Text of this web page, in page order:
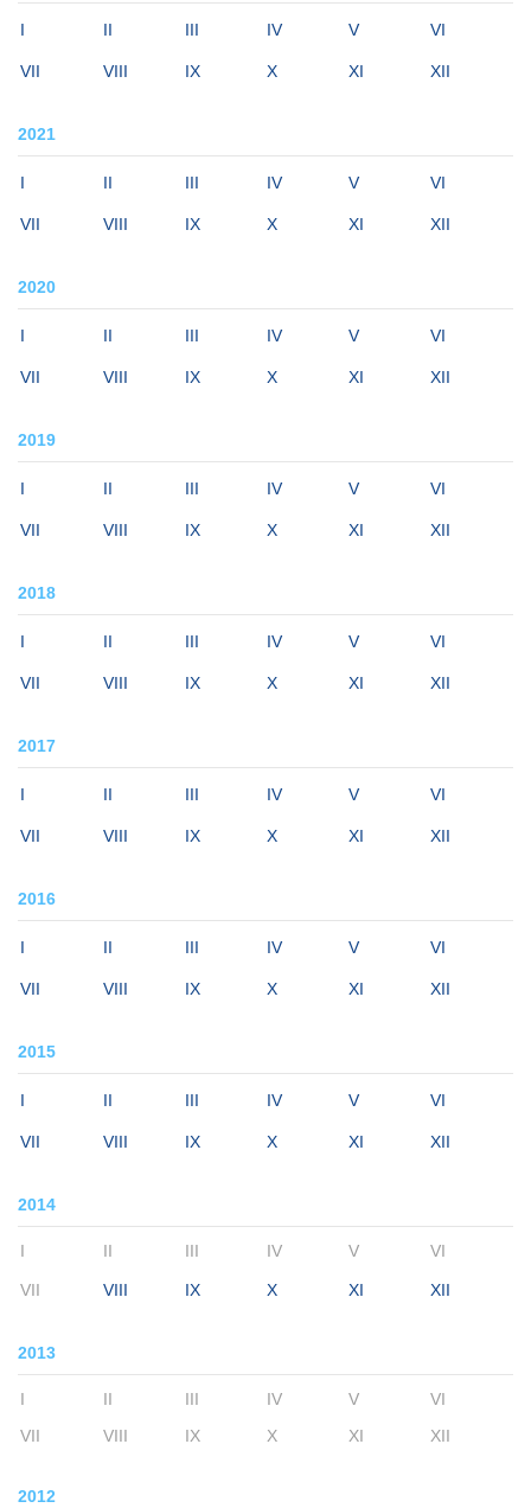
I II III IV V VI
VII VIII IX X XI XII
2021
I II III IV V VI
VII VIII IX X XI XII
2020
I II III IV V VI
VII VIII IX X XI XII
2019
I II III IV V VI
VII VIII IX X XI XII
2018
I II III IV V VI
VII VIII IX X XI XII
2017
I II III IV V VI
VII VIII IX X XI XII
2016
I II III IV V VI
VII VIII IX X XI XII
2015
I II III IV V VI
VII VIII IX X XI XII
2014
I II III IV V VI
VII VIII IX X XI XII
2013
I II III IV V
VI
VII
VIII IX X XI XII
2012